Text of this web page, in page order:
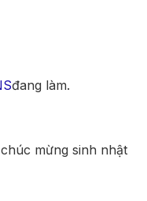
đang làm.
mừng sinh nhật